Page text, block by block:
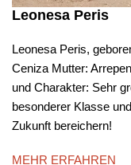
Leonesa Peris
Leonesa Peris,
Ceniza Mutter:
und Charakter: Sehr
besonderer Klasse
Zukunft bereichern!
MEHR ERFAHREN